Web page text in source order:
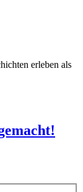
erleben als